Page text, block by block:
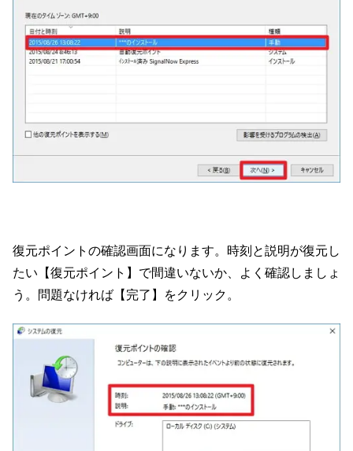
復元ポイントの確認画面になります。時刻と説明が復元し
たい【復元ポイント】で間違いないか、よく確認しましょ
う。問題なければ【完了】をクリック。